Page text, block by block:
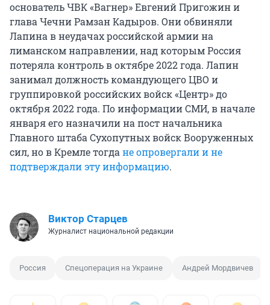
основатель ЧВК «Вагнер» Евгений Пригожин и
глава Чечни Рамзан Кадыров. Они обвиняли
Лапина в неудачах российской армии на
лиманском направлении, над которым Россия
потеряла контроль в октябре 2022 года. Лапин
занимал должность командующего ЦВО и
группировкой российских войск «Центр» до
октября 2022 года. По информации СМИ, в начале
января его назначили на пост начальника
Главного штаба Сухопутных войск Вооруженных
сил, но в Кремле тогдане опровергали и не
подтверждали эту информацию.
Виктор Старцев
Журналист национальной редакции
Россия Спецоперация на Украине Андрей Мордвичев